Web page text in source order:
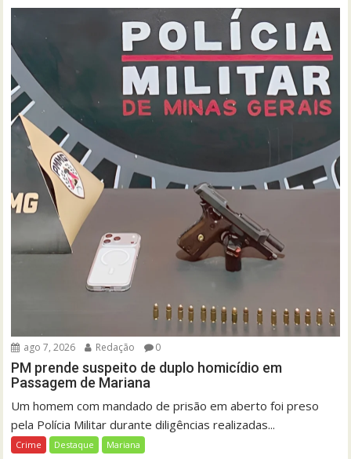
ago 7, 2026 Redação 0
PM prende suspeito de duplo homicídio em
Passagem de Mariana
Um homem com mandado de prisão em aberto foi preso
pela Polícia Militar durante diligências realizadas...
Crime Destaque Mariana